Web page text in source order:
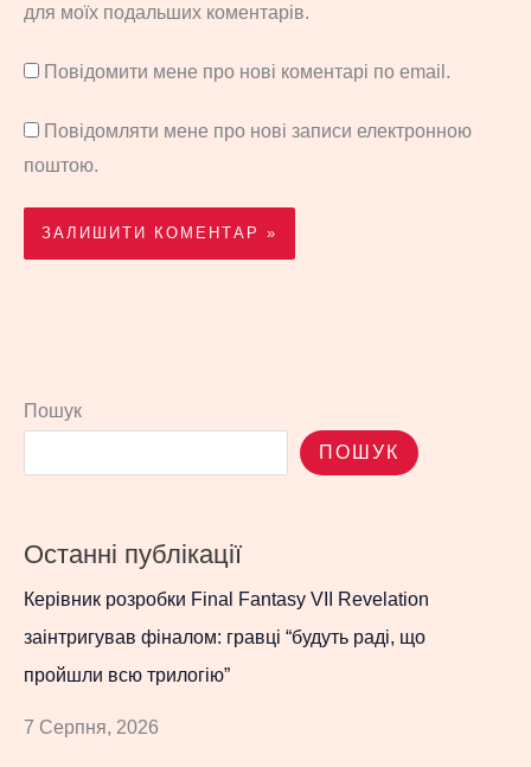
для моїх подальших коментарів.
Повідомити мене про нові коментарі по email.
Повідомляти мене про нові записи електронною
поштою.
Пошук
ПОШУК
Останні публікації
Керівник розробки Final Fantasy VII Revelation
заінтригував фіналом: гравці “будуть раді, що
пройшли всю трилогію”
7 Серпня, 2026